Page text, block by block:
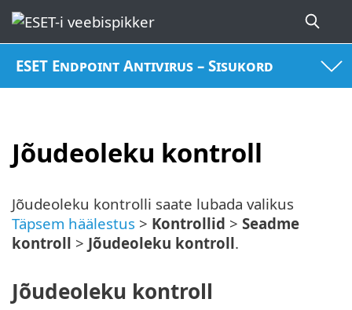
ESET Endpoint Antivirus – Sisukord
Jõudeoleku kontroll
Jõudeoleku kontrolli saate lubada valikus
Täpsem häälestus > Kontrollid > Seadme
kontroll > Jõudeoleku kontroll.
Jõudeoleku kontroll